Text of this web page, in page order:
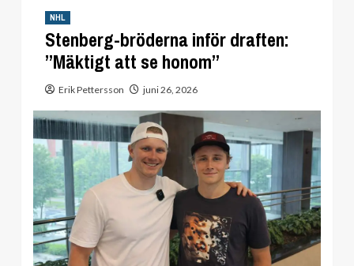
NHL
Stenberg-bröderna inför draften:
”Mäktigt att se honom”
Erik Pettersson juni 26, 2026